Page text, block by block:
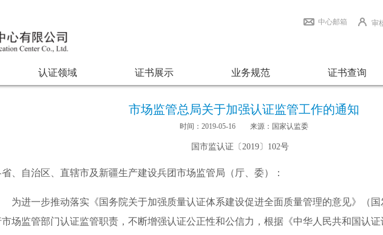
审
中心邮箱
认证领域 证书展示 业务规范 证书查询
市场监管总局关于加强认证监管工作的通知
时间：2019-05-16 来源：国家认监委
国市监认证〔2019〕102号
省、自治区、直辖市及新疆生产建设兵团市场监管局（厅、委）：
进一步推动落实《国务院关于加强质量认证体系建设促进全面质量管理的意见》（国
市场监管部门认证监管职责，不断增强认证公正性和公信力，根据《中华人民共和国认